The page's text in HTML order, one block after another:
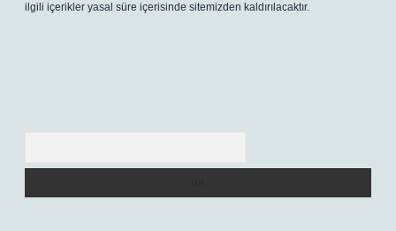
ilgili içerikler yasal süre içerisinde sitemizden kaldırılacaktır.